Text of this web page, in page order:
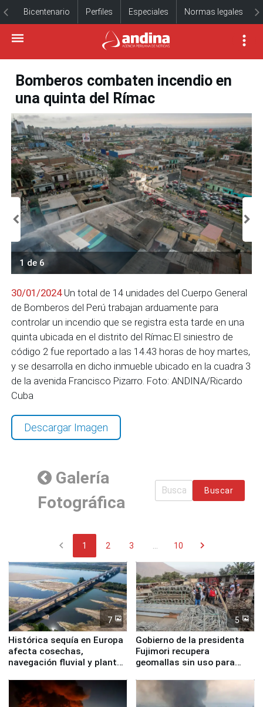
Bicentenario Perfiles Especiales Normas legales
Bomberos combaten incendio en
una quinta del Rímac
1 de 6
30/01/2024Un total de 14 unidades del Cuerpo General
de Bomberos del Perú trabajan arduamente para
controlar un incendio que se registra esta tarde en una
quinta ubicada en el distrito del Rímac.El siniestro de
código 2 fue reportado a las 14.43 horas de hoy martes,
y se desarrolla en dicho inmueble ubicado en la cuadra 3
de la avenida Francisco Pizarro. Foto: ANDINA/Ricardo
Cuba
Descargar Imagen
Galería
Fotográfica
Buscar
chevron_left 1 2 3 10 chevron_right
7
Histórica sequía en Europa
afecta cosechas,
navegación fluvial y plantas
5
Gobierno de la presidenta
Fujimori recupera
geomallas sin uso para
Fenómeno El Niño